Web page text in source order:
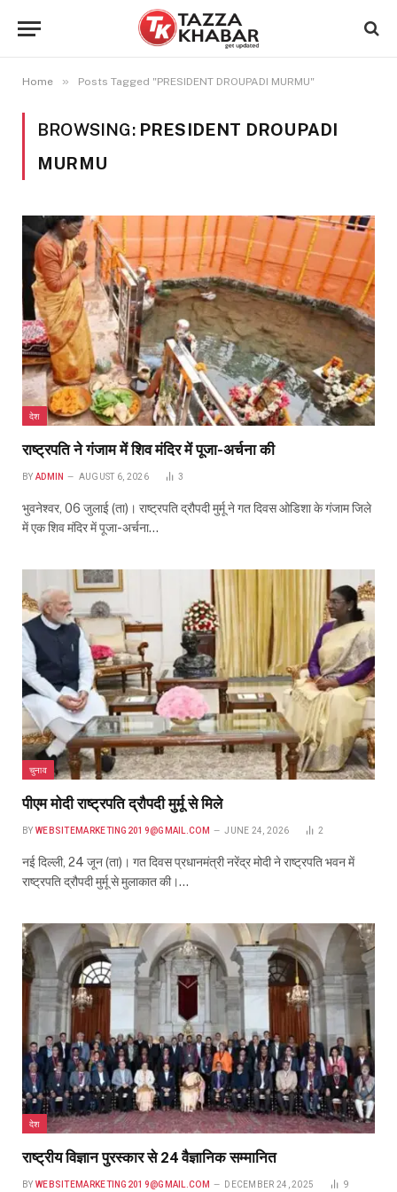
Home » Posts Tagged "PRESIDENT DROUPADI MURMU"
BROWSING: PRESIDENT DROUPADI
MURMU
देश
राष्ट्रपति ने गंजाम में शिव मंदिर में पूजा-अर्चना की
BY ADMIN AUGUST 6, 2026 3
भुवनेश्वर, 06 जुलाई (ता)। राष्ट्रपति द्रौपदी मुर्मू ने गत दिवस ओडिशा के गंजाम जिले
में एक शिव मंदिर में पूजा-अर्चना…
चुनाव
पीएम मोदी राष्ट्रपति द्रौपदी मुर्मू से मिले
BY WEBSITEMARKETING2019@GMAIL.COM JUNE 24, 2026 2
नई दिल्ली, 24 जून (ता)। गत दिवस प्रधानमंत्री नरेंद्र मोदी ने राष्ट्रपति भवन में
राष्ट्रपति द्रौपदी मुर्मू से मुलाकात की।…
देश
राष्ट्रीय विज्ञान पुरस्कार से 24 वैज्ञानिक सम्मानित
BY WEBSITEMARKETING2019@GMAIL.COM DECEMBER 24, 2025 9